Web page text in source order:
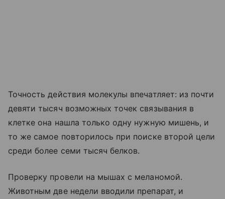
Точность действия молекулы впечатляет: из почти
девяти тысяч возможных точек связывания в
клетке она нашла только одну нужную мишень, и
то же самое повторилось при поиске второй цели
среди более семи тысяч белков.
Проверку провели на мышах с меланомой.
Животным две недели вводили препарат, и